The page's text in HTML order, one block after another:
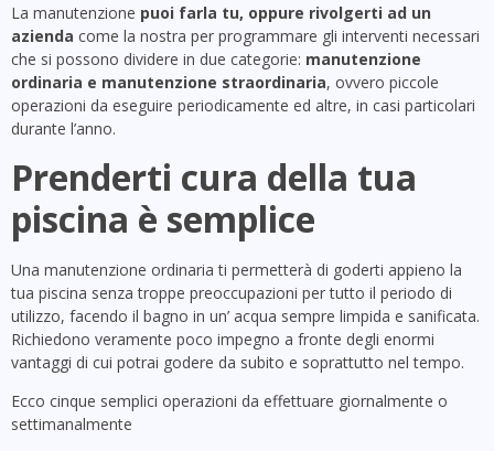
La manutenzione puoi farla tu, oppure rivolgerti ad un
azienda come la nostra per programmare gli interventi necessari
che si possono dividere in due categorie: manutenzione
ordinaria e manutenzione straordinaria, ovvero piccole
operazioni da eseguire periodicamente ed altre, in casi particolari
durante l’anno.
Prenderti cura della tua
piscina è semplice
Una manutenzione ordinaria ti permetterà di goderti appieno la
tua piscina senza troppe preoccupazioni per tutto il periodo di
utilizzo, facendo il bagno in un’ acqua sempre limpida e sanificata.
Richiedono veramente poco impegno a fronte degli enormi
vantaggi di cui potrai godere da subito e soprattutto nel tempo.
Ecco cinque semplici operazioni da effettuare giornalmente o
settimanalmente